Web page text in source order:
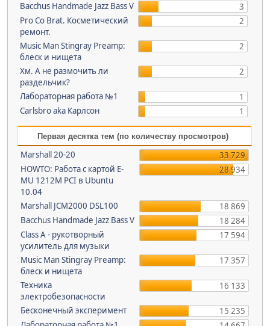
Bacchus Handmade Jazz Bass V
3
Pro Co Brat. Косметический
ремонт.
2
Music Man Stingray Preamp:
блеск и нищета
2
Хм. А не размочить ли
раздельчик?
2
Лабораторная работа №1
1
Carlsbro aka Карлсон
1
Первая десятка тем (по количеству просмотров)
Marshall 20-20
33 729
HOWTO: Работа с картой E-
MU 1212M PCI в Ubuntu
10.04
28 934
Marshall JCM2000 DSL100
18 869
Bacchus Handmade Jazz Bass V
18 284
Class A - рукотворный
усилитель для музыки
17 594
Music Man Stingray Preamp:
блеск и нищета
17 357
Техника
электробезопасности
16 133
Бесконечный эксперимент
15 235